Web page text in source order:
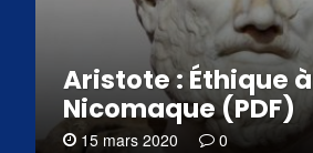
Aristote : Éthique à
Nicomaque (PDF)
15 mars 2020 0